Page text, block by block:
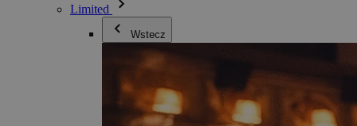
Limited
Wstecz